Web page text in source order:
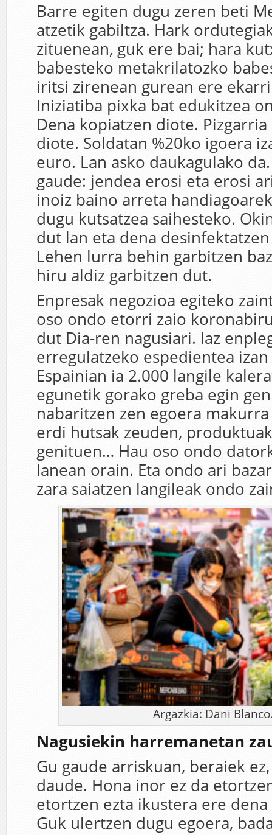
Barre egiten dugu zeren beti
atzetik gabiltza. Hark
zituenean, guk ere bai; hara
babesteko metakrilatozko
iritsi zirenean gurean ere
Iniziatiba pixka bat edukitzea
Dena kopiatzen diote.
diote. Soldatan %20ko igoera
euro. Lan asko daukagulako
gaude: jendea erosi eta erosi
inoiz baino arreta
dugu kutsatzea saihesteko.
dut lan eta dena
Lehen lurra behin garbitzen
hiru aldiz garbitzen dut.
Enpresak negozioa egiteko
oso ondo etorri zaio
dut Dia-ren nagusiari. Iaz
erregulatzeko espedientea
Espainian ia 2.000 langile
egunetik gorako greba egin
nabaritzen zen egoera makurra
erdi hutsak zeuden,
genituen… Hau oso ondo
lanean orain. Eta ondo ari
zara saiatzen langileak ondo
Argazkia: Dani
Nagusiekin harremanetan
Gu gaude arriskuan, beraiek
daude. Hona inor ez da
etortzen ezta ikustera ere
Guk ulertzen dugu egoera,